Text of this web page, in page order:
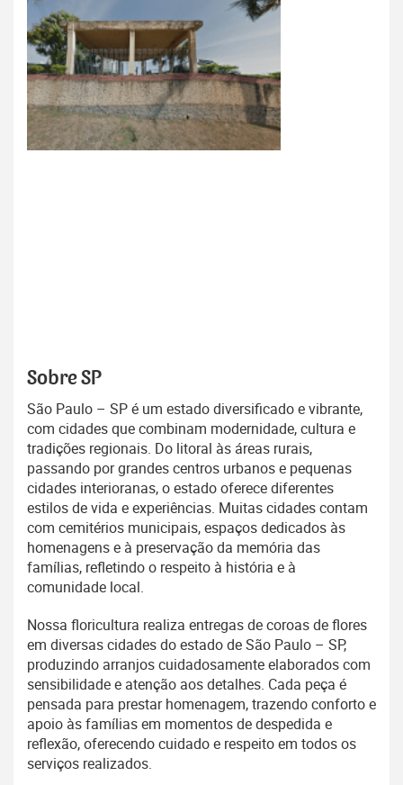
Sobre SP
São Paulo – SP é um estado diversificado e vibrante,
com cidades que combinam modernidade, cultura e
tradições regionais. Do litoral às áreas rurais,
passando por grandes centros urbanos e pequenas
cidades interioranas, o estado oferece diferentes
estilos de vida e experiências. Muitas cidades contam
com cemitérios municipais, espaços dedicados às
homenagens e à preservação da memória das
famílias, refletindo o respeito à história e à
comunidade local.
Nossa floricultura realiza entregas de coroas de flores
em diversas cidades do estado de São Paulo – SP,
produzindo arranjos cuidadosamente elaborados com
sensibilidade e atenção aos detalhes. Cada peça é
pensada para prestar homenagem, trazendo conforto e
apoio às famílias em momentos de despedida e
reflexão, oferecendo cuidado e respeito em todos os
serviços realizados.